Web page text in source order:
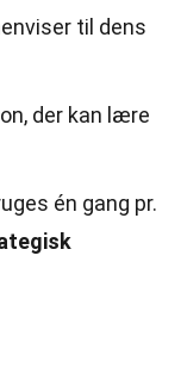
til dens
der kan lære
én gang pr.